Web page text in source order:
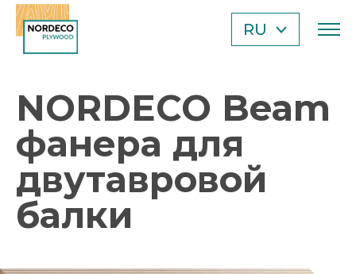
RU
AE
NORDECO Beam
фанера для
двутавровой
балки